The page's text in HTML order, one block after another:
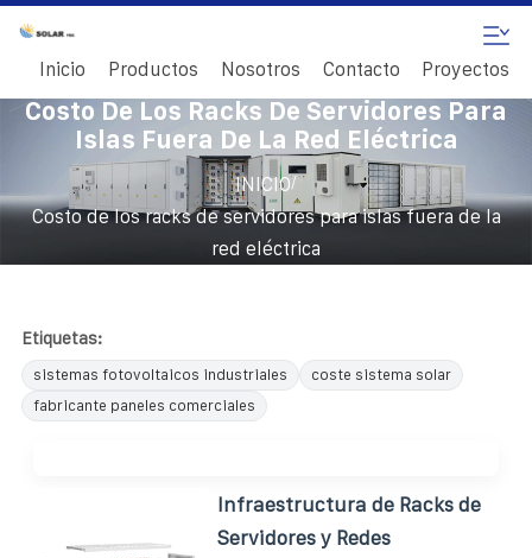
Inicio Productos Nosotros Contacto Proyectos
Costo De Los Racks De Servidores Para
Islas Fuera De La Red Eléctrica
INICIO/
Costo de los racks de servidores para islas fuera de la
red eléctrica
Etiquetas:
sistemas fotovoltaicos industriales
coste sistema solar
fabricante paneles comerciales
Infraestructura de Racks de
Servidores y Redes